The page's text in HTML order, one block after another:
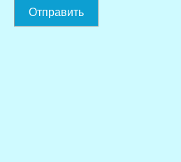
Отправить